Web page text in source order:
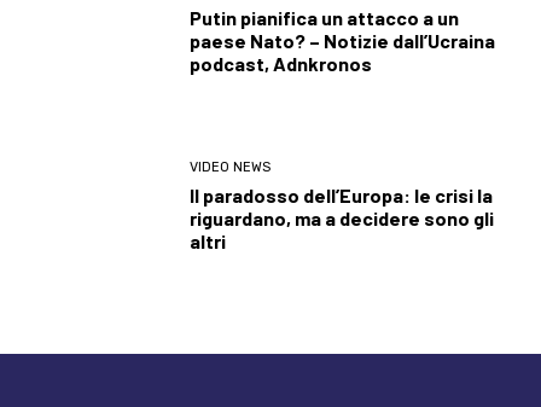
Putin pianifica un attacco a un
paese Nato? – Notizie dall’Ucraina
podcast, Adnkronos
VIDEO NEWS
Il paradosso dell’Europa: le crisi la
riguardano, ma a decidere sono gli
altri